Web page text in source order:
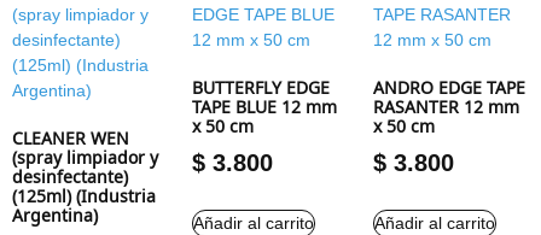
CLEANER WEN
(spray limpiador y
desinfectante)
(125ml) (Industria
Argentina)
BUTTERFLY EDGE
TAPE BLUE 12 mm
x 50 cm
$ 3.800
Añadir al carrito
ANDRO EDGE TAPE
RASANTER 12 mm
x 50 cm
$3.800
Añadir al carrito